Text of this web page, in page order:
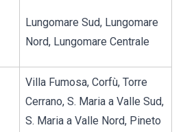
Lungomare Sud, Lungomare
Nord, Lungomare Centrale
Villa Fumosa, Corfù, Torre
Cerrano, S. Maria a Valle Sud,
S. Maria a Valle Nord, Pineto